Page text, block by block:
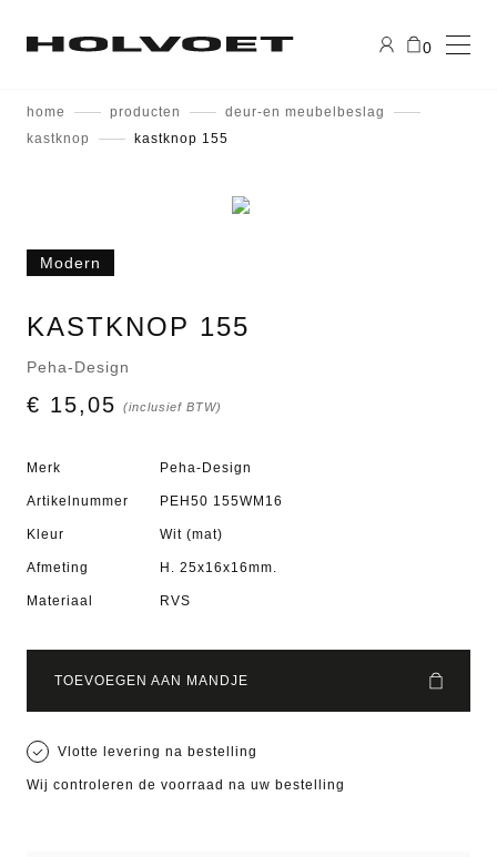
0
home producten
deur-en meubelbeslag
kastknop
kastknop 155
Modern
KASTKNOP 155
Peha-Design
€ 15,05 (inclusief BTW)
Merk Peha-Design
Artikelnummer PEH50 155WM16
Kleur Wit (mat)
Afmeting H. 25x16x16mm.
Materiaal RVS
TOEVOEGEN AAN MANDJE
Vlotte levering na bestelling
Wij controleren de voorraad na uw bestelling